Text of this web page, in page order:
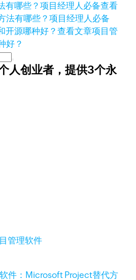
查看
法有哪些？项目经理人必备
查看文章项目管
好？
人创业者，提供3个永
管理软件
件：Microsoft Project替代方